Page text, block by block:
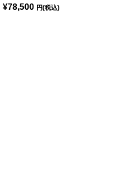
¥78,500 円(税込)